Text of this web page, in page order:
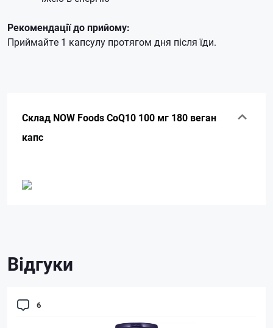
Рекомендації до прийому:
Приймайте 1 капсулу протягом дня після їди.
Склад NOW Foods CoQ10 100 мг 180 веган
капс
Відгуки
6